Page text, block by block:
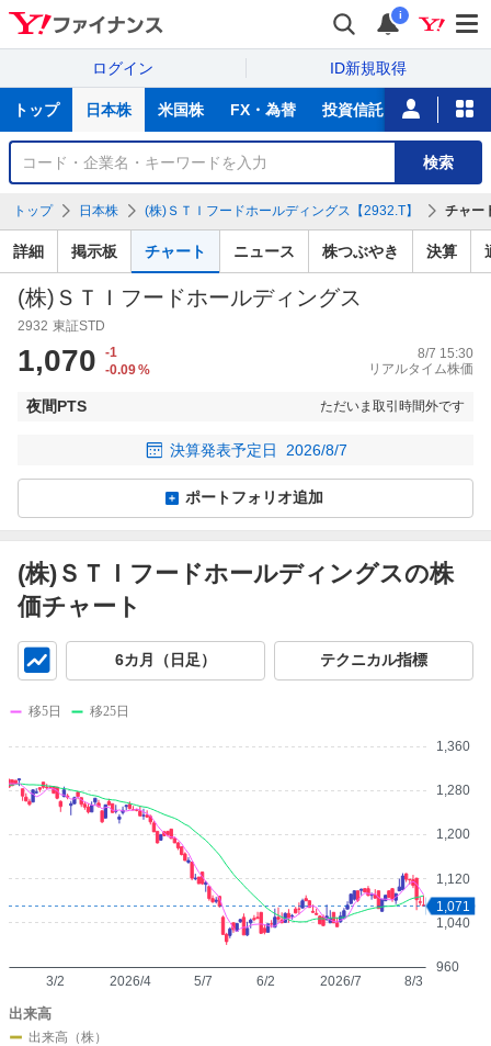
i
ログイン ID新規取得
サ
トップ 日本株 米国株 FX・為替 投資信託 ニュース
銘
検
索
検索
トップ 日本株 (株)ＳＴＩフードホールディングス【2932.T】 チャー
詳細 掲示板 チャート ニュース 株つぶやき 決算
(株)ＳＴＩフードホールディングス
2932 東証STD
1,070
-1
-0.09%
8/7 15:30
リアルタイム株価
夜間PTS ただいま取引時間外です
決算発表予定日 2026/8/7
ポートフォリオ追加
(株)ＳＴＩフードホールディングスの株
価チャート
6カ月（日足） テクニカル指標
960
1,040
1,120
1,200
1,280
1,360
2026/4 2026/7
3/2 5/7 6/2 8/3
1,071
移5日 移25日
出来高
出来高（株）